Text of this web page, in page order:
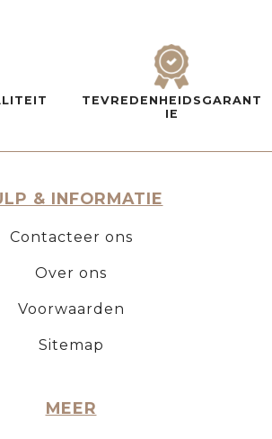
TEVREDENHEIDSGARANT
IE
& INFORMATIE
Contacteer ons
Over ons
Voorwaarden
Sitemap
MEER